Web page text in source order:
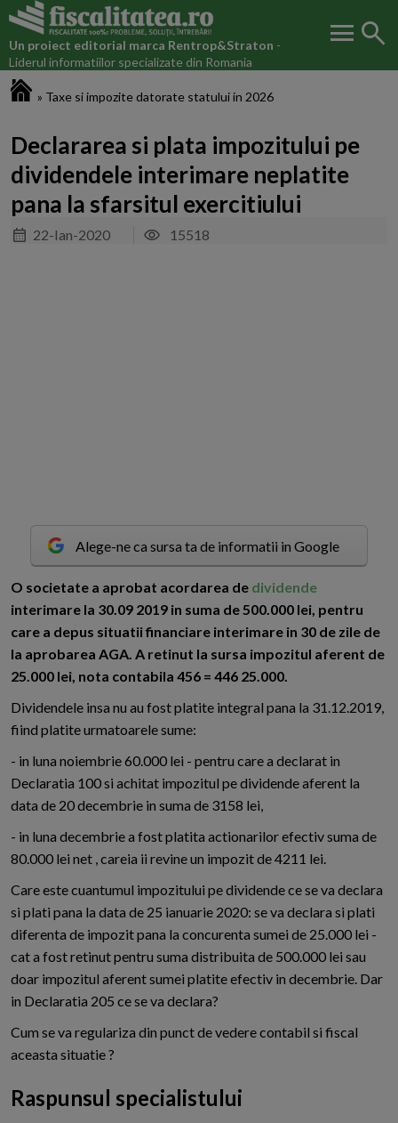
Un proiect editorial marca Rentrop&Straton -
Liderul informatiilor specializate din Romania
menu search
» Taxe si impozite datorate statului in 2026
Declararea si plata impozitului pe
dividendele interimare neplatite
pana la sfarsitul exercitiului
22-Ian-2020 15518
Alege-ne ca sursa ta de informatii in Google
O societate a aprobat acordarea de dividende
interimare la 30.09 2019 in suma de 500.000 lei, pentru
care a depus situatii financiare interimare in 30 de zile de
la aprobarea AGA. A retinut la sursa impozitul aferent de
25.000 lei, nota contabila 456 = 446 25.000.
Dividendele insa nu au fost platite integral pana la 31.12.2019,
fiind platite urmatoarele sume:
- in luna noiembrie 60.000 lei - pentru care a declarat in
Declaratia 100 si achitat impozitul pe dividende aferent la
data de 20 decembrie in suma de 3158 lei,
- in luna decembrie a fost platita actionarilor efectiv suma de
80.000 lei net , careia ii revine un impozit de 4211 lei.
Care este cuantumul impozitului pe dividende ce se va declara
si plati pana la data de 25 ianuarie 2020: se va declara si plati
diferenta de impozit pana la concurenta sumei de 25.000 lei -
cat a fost retinut pentru suma distribuita de 500.000 lei sau
doar impozitul aferent sumei platite efectiv in decembrie. Dar
in Declaratia 205 ce se va declara?
Cum se va regulariza din punct de vedere contabil si fiscal
aceasta situatie ?
Raspunsul specialistului